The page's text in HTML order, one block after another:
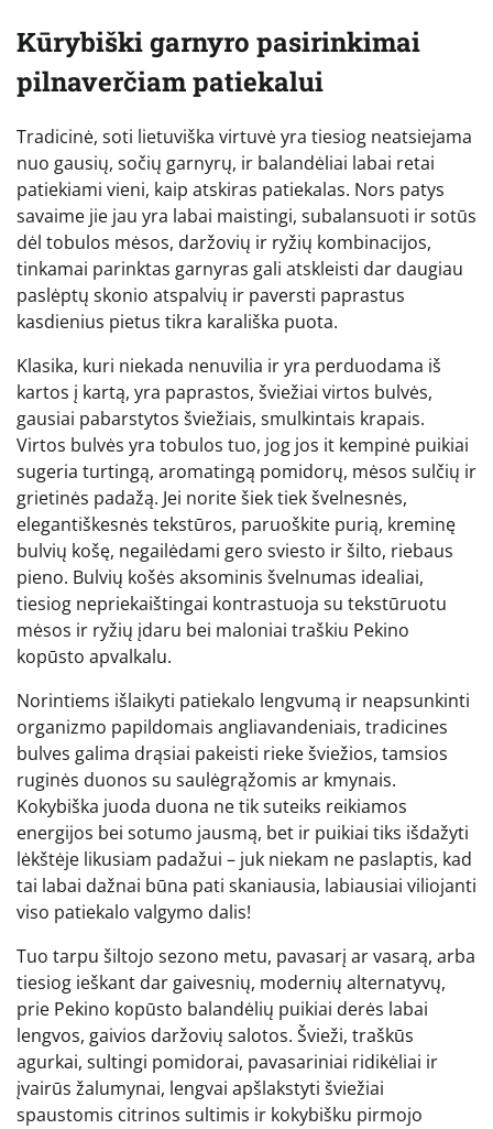
Kūrybiški garnyro pasirinkimai
pilnaverčiam patiekalui
Tradicinė, soti lietuviška virtuvė yra tiesiog neatsiejama
nuo gausių, sočių garnyrų, ir balandėliai labai retai
patiekiami vieni, kaip atskiras patiekalas. Nors patys
savaime jie jau yra labai maistingi, subalansuoti ir sotūs
dėl tobulos mėsos, daržovių ir ryžių kombinacijos,
tinkamai parinktas garnyras gali atskleisti dar daugiau
paslėptų skonio atspalvių ir paversti paprastus
kasdienius pietus tikra karališka puota.
Klasika, kuri niekada nenuvilia ir yra perduodama iš
kartos į kartą, yra paprastos, šviežiai virtos bulvės,
gausiai pabarstytos šviežiais, smulkintais krapais.
Virtos bulvės yra tobulos tuo, jog jos it kempinė puikiai
sugeria turtingą, aromatingą pomidorų, mėsos sulčių ir
grietinės padažą. Jei norite šiek tiek švelnesnės,
elegantiškesnės tekstūros, paruoškite purią, kreminę
bulvių košę, negailėdami gero sviesto ir šilto, riebaus
pieno. Bulvių košės aksominis švelnumas idealiai,
tiesiog nepriekaištingai kontrastuoja su tekstūruotu
mėsos ir ryžių įdaru bei maloniai traškiu Pekino
kopūsto apvalkalu.
Norintiems išlaikyti patiekalo lengvumą ir neapsunkinti
organizmo papildomais angliavandeniais, tradicines
bulves galima drąsiai pakeisti rieke šviežios, tamsios
ruginės duonos su saulėgrąžomis ar kmynais.
Kokybiška juoda duona ne tik suteiks reikiamos
energijos bei sotumo jausmą, bet ir puikiai tiks išdažyti
lėkštėje likusiam padažui – juk niekam ne paslaptis, kad
tai labai dažnai būna pati skaniausia, labiausiai viliojanti
viso patiekalo valgymo dalis!
Tuo tarpu šiltojo sezono metu, pavasarį ar vasarą, arba
tiesiog ieškant dar gaivesnių, modernių alternatyvų,
prie Pekino kopūsto balandėlių puikiai derės labai
lengvos, gaivios daržovių salotos. Švieži, traškūs
agurkai, sultingi pomidorai, pavasariniai ridikėliai ir
įvairūs žalumynai, lengvai apšlakstyti šviežiai
spaustomis citrinos sultimis ir kokybišku pirmojo